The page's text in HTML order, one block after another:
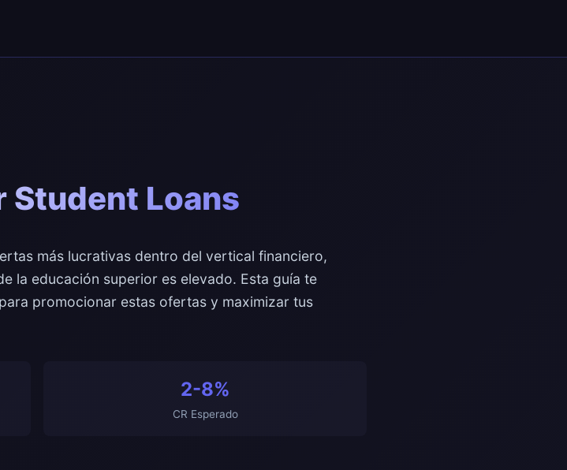
Student Loans
más lucrativas dentro del vertical financiero,
la educación superior es elevado. Esta guía te
promocionar estas ofertas y maximizar tus
2-8%
CR Esperado